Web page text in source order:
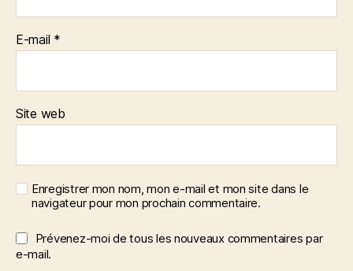
E-mail *
Site web
Enregistrer mon nom, mon e-mail et mon site dans le
navigateur pour mon prochain commentaire.
Prévenez-moi de tous les nouveaux commentaires par
e-mail.